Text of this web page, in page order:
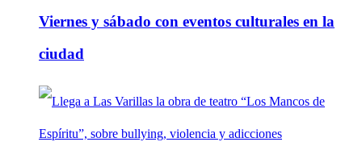
Viernes y sábado con eventos culturales en la
ciudad